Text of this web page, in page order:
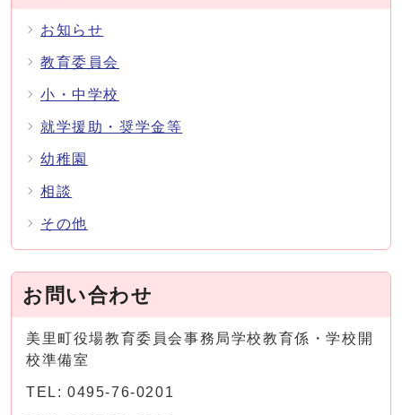
お知らせ
教育委員会
小・中学校
就学援助・奨学金等
幼稚園
相談
その他
お問い合わせ
美里町役場教育委員会事務局学校教育係・学校開
校準備室
TEL: 0495-76-0201